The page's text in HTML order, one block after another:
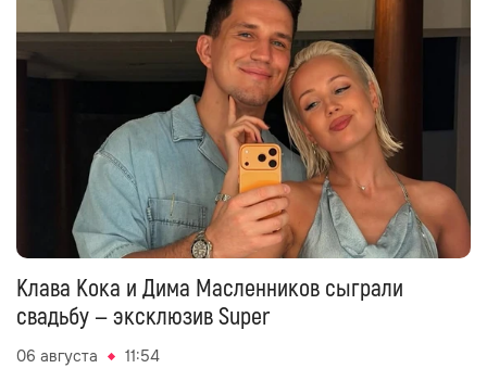
Клава Кока и Дима Масленников сыграли
свадьбу — эксклюзив Super
06 августа 11:54